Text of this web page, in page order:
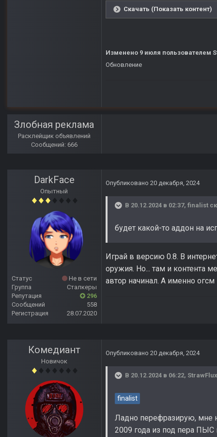
Скачать (Показать контент)
Изменено 9 июля пользователем
Обновление
Злобная реклама
Расклейщик объявлений
Сообщений: 666
DarkFace
Опытный
Статус
Не в сети
Группа
Сталкеры
Репутация
296
Сообщений
558
Регистрация
28.07.2020
Опубликовано 20 декабря, 2024
В 20.12.2024 в 02:37, finalist
будет какой-то аддон на
Играй в версию 0.8. В
оружия. Но... там и контента
автор начинал. А именно
Комедиант
Новичок
Опубликовано 20 декабря, 2024
В 20.12.2024 в 06:22, StrawFlux
finalist
Ладно перефразирую, мне
2009 года из под пера ПЫС